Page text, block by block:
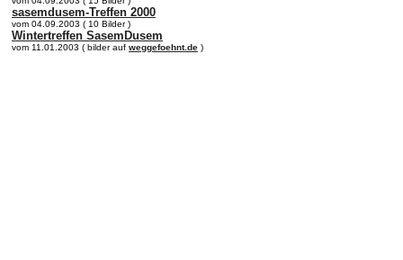
sasemdusem-Treffen 2000
vom 04.09.2003 ( 10 Bilder )
Wintertreffen SasemDusem
vom 11.01.2003 ( bilder auf weggefoehnt.de )